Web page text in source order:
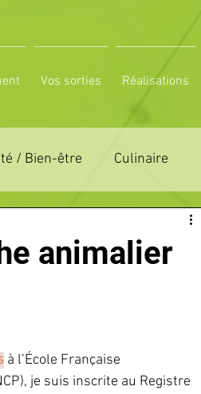
Vos sorties Réalisations
/ Bien-être Culinaire
animalier
à l’École Française
je suis inscrite au Registre